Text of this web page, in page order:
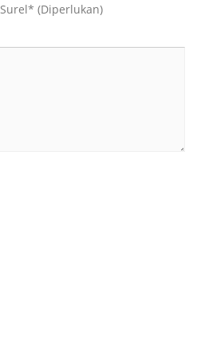
Surel* (Diperlukan)